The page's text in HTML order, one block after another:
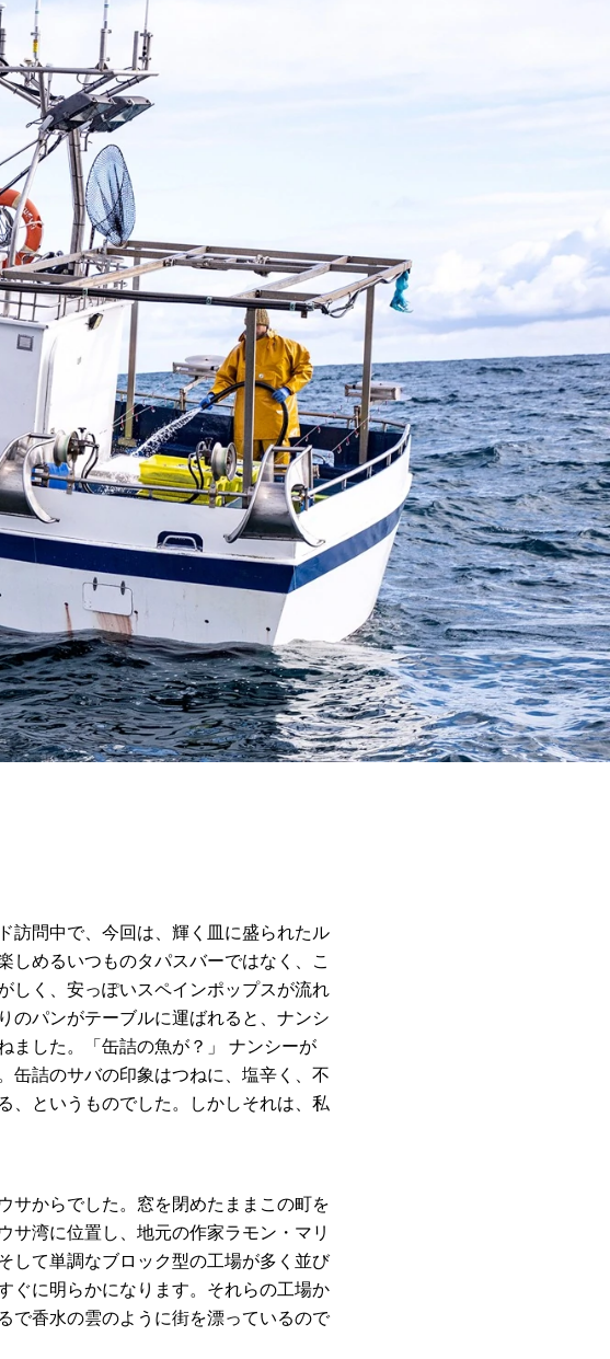
訪問中で、今回は、輝く皿に盛られたル
しめるいつものタパスバーではなく、こ
しく、安っぽいスペインポップスが流れ
のパンがテーブルに運ばれると、ナンシ
ました。「缶詰の魚が？」 ナンシーが
缶詰のサバの印象はつねに、塩辛く、不
、というものでした。しかしそれは、私
サからでした。窓を閉めたままこの町を
サ湾に位置し、地元の作家ラモン・マリ
して単調なブロック型の工場が多く並び
ぐに明らかになります。それらの工場か
で香水の雲のように街を漂っているので